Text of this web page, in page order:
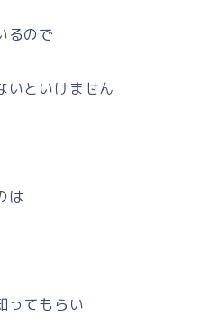
るので
いといけません
は
ってもらい